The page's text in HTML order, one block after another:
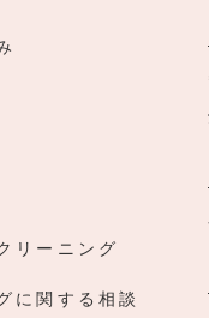
リーニング
に関する相談